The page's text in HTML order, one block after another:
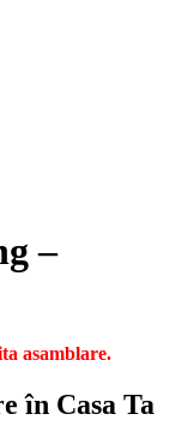
–
asamblare.
în Casa Ta